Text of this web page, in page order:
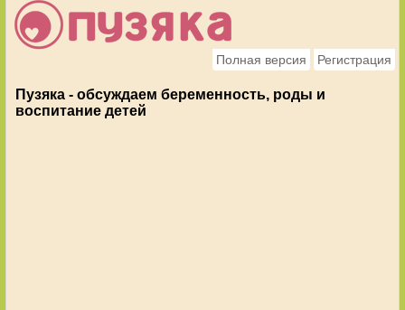
Полная версия Регистрация
Пузяка - обсуждаем беременность, роды и
воспитание детей